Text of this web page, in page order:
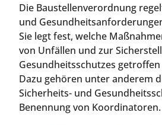
Die Baustellenverordnung
und
Sie legt fest, welche
von Unfällen und zur
Gesundheitsschutzes
Dazu gehören unter anderem
Sicherheits- und
Benennung von Koordinatoren.